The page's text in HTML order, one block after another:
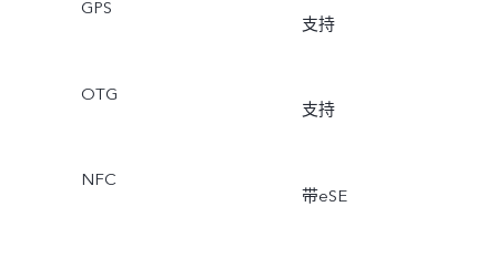
GPS
支持
OTG
支持
NFC
带eSE